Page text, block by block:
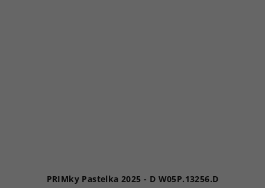
PRIMky Pastelka 2025 - D W05P.13256.D